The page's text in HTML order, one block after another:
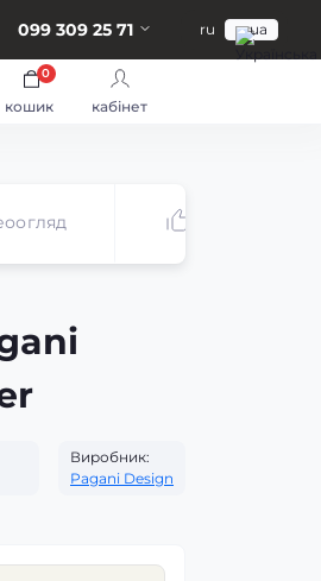
099 309 25 71 ru ua
кошик
0
кабінет
Виробник:
Pagani Design